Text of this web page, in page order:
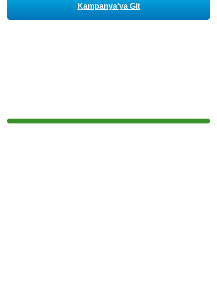
Kampanya'ya Git